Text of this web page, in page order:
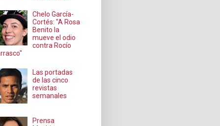
Chelo García-
Cortés: "A Rosa
Benito la
mueve el odio
contra Rocío
Las portadas
de las cinco
revistas
semanales
Prensa